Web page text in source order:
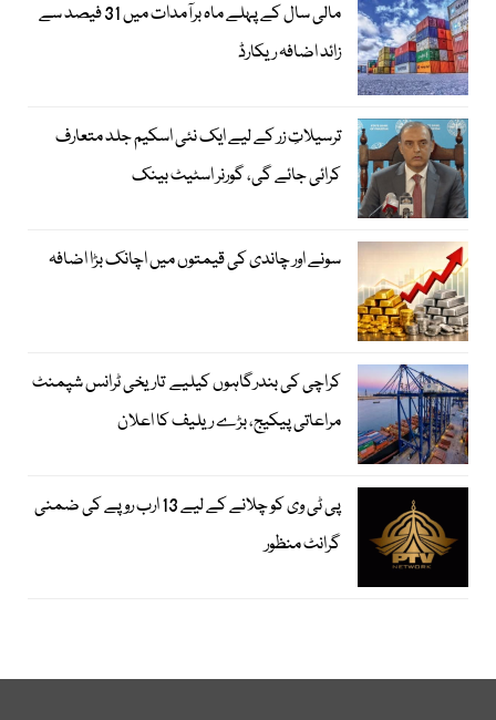
مالی سال کے پہلے ماہ برآمدات میں 31 فیصد سے
زائد اضافہ ریکارڈ
ترسیلاتِ زر کے لیے ایک نئی اسکیم جلد متعارف
کرائی جائے گی، گورنر اسٹیٹ بینک
سونے اور چاندی کی قیمتوں میں اچانک بڑا اضافہ
کراچی کی بندرگاہوں کیلیے تاریخی ٹرانس شپمنٹ
مراعاتی پیکیج، بڑے ریلیف کا اعلان
پی ٹی وی کو چلانے کے لیے 13 ارب روپے کی ضمنی
گرانٹ منظور